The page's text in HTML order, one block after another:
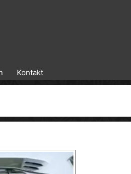
Kontakt